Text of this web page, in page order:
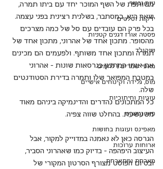
עוף ובשר
ירקות וסלטים
פסטה אורז דגנים קטניות
שוקולד
מאפי שמרים | לחמים
מוס, גלידה וקינוחים אישיים
עוגיות וחיתוכיות
פאי וטארט
מאפינס ועוגות בחושות
ארוחות ערוכות
מארחת ומתארחת
משותפת של השף המוכר יחד עם ביתו תמרה,
שאף היא, כמסתבר, בשלנית רצינית בפני עצמה.
בכל פרק הם עובדים עם סל של כמה מצרכים
מהסופר. מתכון אחד של אהרוני, מתכון אחד של
תמרה ומתכון אחד משותף. ולפעמים הם מכינים
את אותו המתכון בגרסאות שונות - אהרוני
במטבח המפואר שלו ותמרה בדירת הסטודנטים
שלה.
כל המתכונים נהדרים והדינמיקה ביניהם מאוד
משעשעת. בהחלט שווה צפיה.
הגרסה כאן לא נאמנה במדוייק למקור, אבל
העיצוב היפהפה - בדיוק כמו שאהרוני הסביר,
ובסיום הפוסט מצורף הסרטון המקורי של